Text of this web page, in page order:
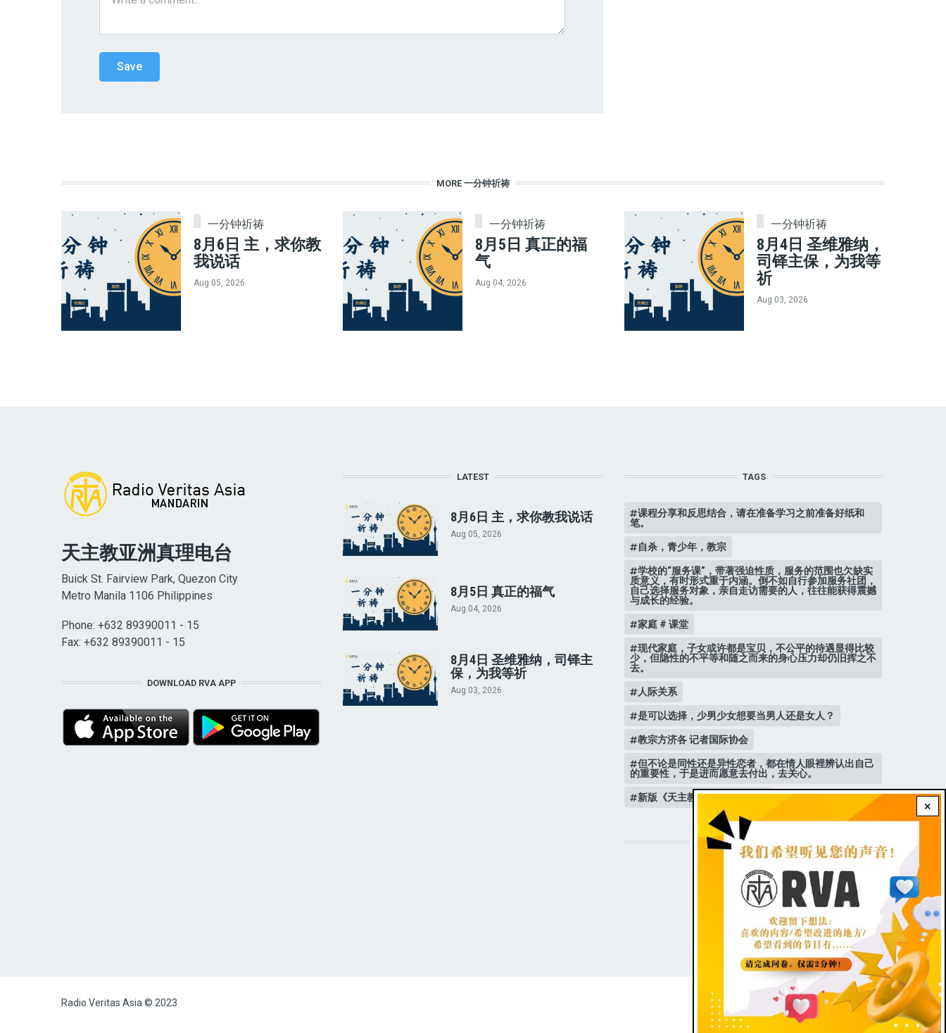
MORE 一分钟祈祷
一分钟祈祷
8月6日 主，求你教
我说话
Aug 05, 2026
一分钟祈祷
8月5日 真正的福
气
Aug 04, 2026
一分钟祈祷
8月4日 圣维雅纳，
司铎主保，为我等
祈
Aug 03, 2026
×
天主教亚洲真理电台
Buick St. Fairview Park, Quezon City
Metro Manila 1106 Philippines
Phone: +632 89390011 - 15
Fax: +632 89390011 - 15
DOWNLOAD RVA APP
LATEST
8月6日 主，求你教我说话
Aug 05, 2026
8月5日 真正的福气
Aug 04, 2026
8月4日 圣维雅纳，司铎主
保，为我等祈
Aug 03, 2026
TAGS
课程分享和反思结合，请在准备学习之前准备好纸和
笔。
自杀，青少年，教宗
学校的“服务课”，带著强迫性质，服务的范围也欠缺实
质意义，有时形式重于内涵。倒不如自行参加服务社团，
自己选择服务对象，亲自走访需要的人，往往能获得震撼
与成长的经验。
家庭 # 课堂
现代家庭，子女或许都是宝贝，不公平的待遇显得比较
少，但隐性的不平等和随之而来的身心压力却仍旧挥之不
去。
人际关系
是可以选择，少男少女想要当男人还是女人？
教宗方济各 记者国际协会
但不论是同性还是异性恋者，都在情人眼裡辨认出自己
的重要性，于是进而愿意去付出，去关心。
新版《天主教青年教理》 教宗
STAY CONNECTED WITH US!
Radio Veritas Asia © 2023
FOOTER
Contact Us Dark theme